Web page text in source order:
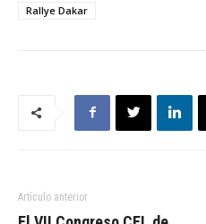
Rallye Dakar
Artículo anterior